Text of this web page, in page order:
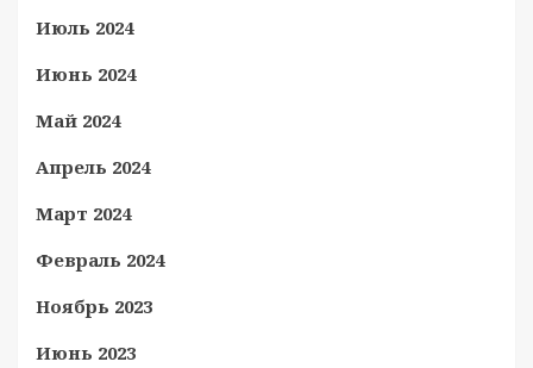
Июль 2024
Июнь 2024
Май 2024
Апрель 2024
Март 2024
Февраль 2024
Ноябрь 2023
Июнь 2023